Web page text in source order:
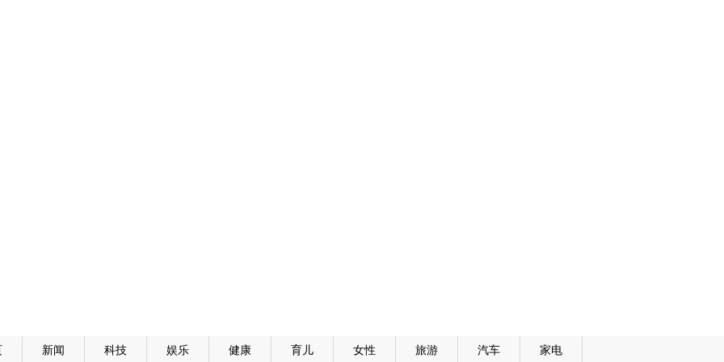
新闻 科技 娱乐 健康 育儿 女性 旅游 汽车 家电